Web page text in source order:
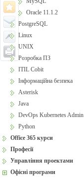
Oracle 11.1.2
PostgreSQL
Linux
UNIX
Розробка ПЗ
ITIL Cobit
Інформаційна безпека
Asterisk
Java
DevOps Kubernetes Admin
Python
Office 365 курси
Професії
Управління проектами
Офісні програми